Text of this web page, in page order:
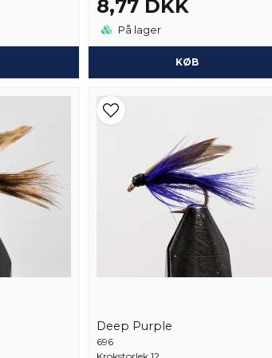
8,77 DKK
På lager
KØB
Deep Purple
696